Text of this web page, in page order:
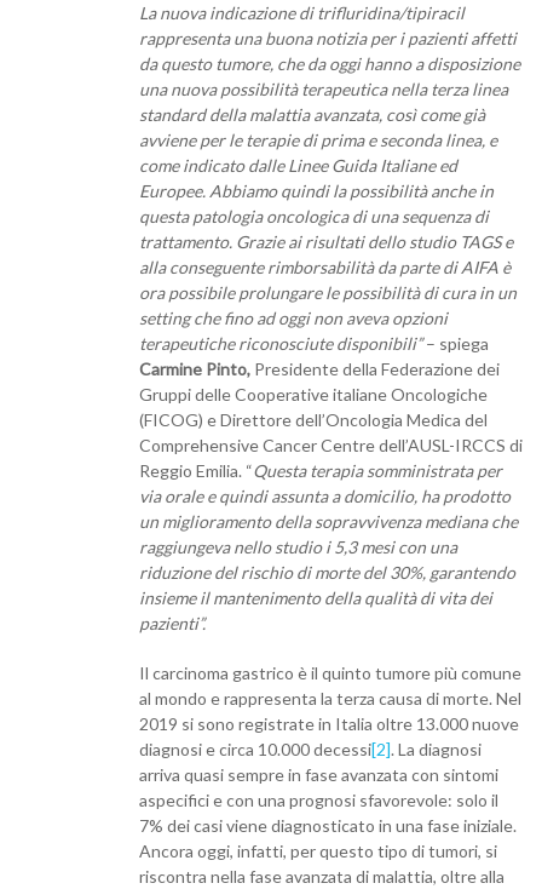
La nuova indicazione di trifluridina/tipiracil
rappresenta una buona notizia per i pazienti affetti
da questo tumore, che da oggi hanno a disposizione
una nuova possibilità terapeutica nella terza linea
standard della malattia avanzata, così come già
avviene per le terapie di prima e seconda linea, e
come indicato dalle Linee Guida Italiane ed
Europee. Abbiamo quindi la possibilità anche in
questa patologia oncologica di una sequenza di
trattamento. Grazie ai risultati dello studio TAGS e
alla conseguente rimborsabilità da parte di AIFA è
ora possibile prolungare le possibilità di cura in un
setting che fino ad oggi non aveva opzioni
terapeutiche riconosciute disponibili”– spiega
Carmine Pinto, Presidente della Federazione dei
Gruppi delle Cooperative italiane Oncologiche
(FICOG) e Direttore dell’Oncologia Medica del
Comprehensive Cancer Centre dell’AUSL-IRCCS di
Reggio Emilia. “Questa terapia somministrata per
via orale e quindi assunta a domicilio, ha prodotto
un miglioramento della sopravvivenza mediana che
raggiungeva nello studio i 5,3 mesi con una
riduzione del rischio di morte del 30%, garantendo
insieme il mantenimento della qualità di vita dei
pazienti”.
Il carcinoma gastrico è il quinto tumore più comune
al mondo e rappresenta la terza causa di morte. Nel
2019 si sono registrate in Italia oltre 13.000 nuove
diagnosi e circa 10.000 decessi[2]. La diagnosi
arriva quasi sempre in fase avanzata con sintomi
aspecifici e con una prognosi sfavorevole: solo il
7% dei casi viene diagnosticato in una fase iniziale.
Ancora oggi, infatti, per questo tipo di tumori, si
riscontra nella fase avanzata di malattia, oltre alla